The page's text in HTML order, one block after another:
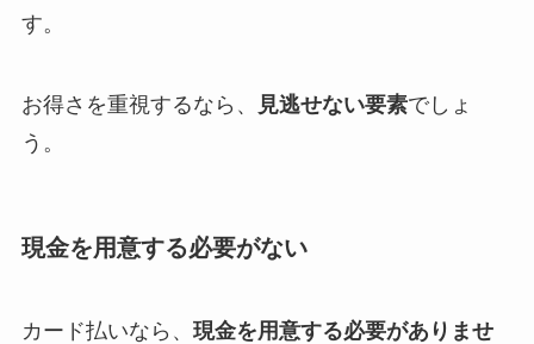
す。
お得さを重視するなら、 見逃せない要素でしょ
う。
現金を用意する必要がない
カード払いなら、 現金を用意する必要がありませ